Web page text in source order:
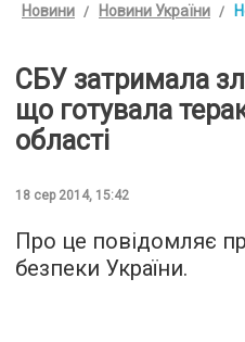
Новини Новини України
СБУ затримала
що готувала
області
18 сер 2014, 15:42
Про це повідомляє
безпеки України.